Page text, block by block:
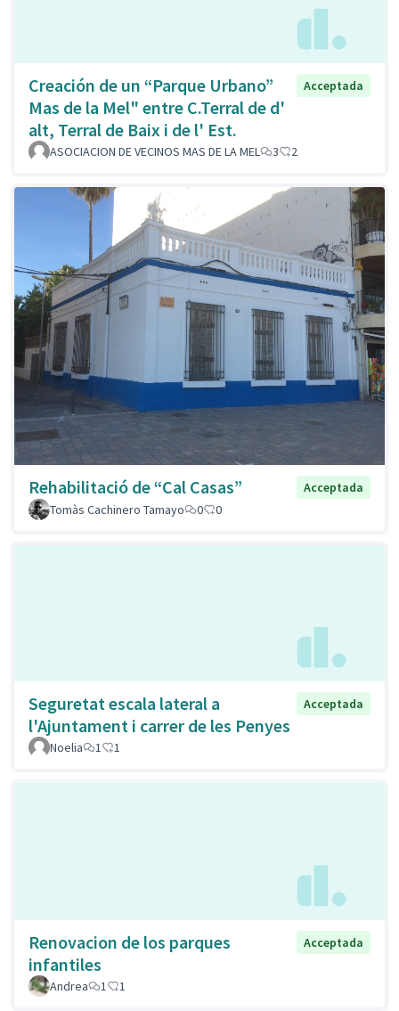
Creación de un “Parque Urbano”
Mas de la Mel" entre C.Terral de d'
alt, Terral de Baix i de l' Est.
Acceptada
ASOCIACION DE VECINOS MAS DE LA MEL 3 2
Rehabilitació de “Cal Casas”
Acceptada
Tomàs Cachinero Tamayo
0 0
Seguretat escala lateral a
l'Ajuntament i carrer de les Penyes
Acceptada
Noelia 1 1
Renovacion de los parques
infantiles
Acceptada
Andrea 1 1